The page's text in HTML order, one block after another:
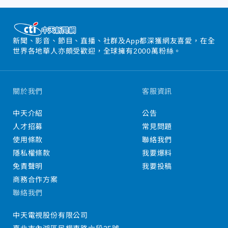
新聞、影音、節目、直播、社群及App都深獲網友喜愛，在全
世界各地華人亦頗受歡迎，全球擁有2000萬粉絲。
關於我們
中天介紹
人才招募
使用條款
隱私權條款
免責聲明
商務合作方案
客服資訊
公告
常見問題
聯絡我們
我要爆料
我要投稿
聯絡我們
中天電視股份有限公司